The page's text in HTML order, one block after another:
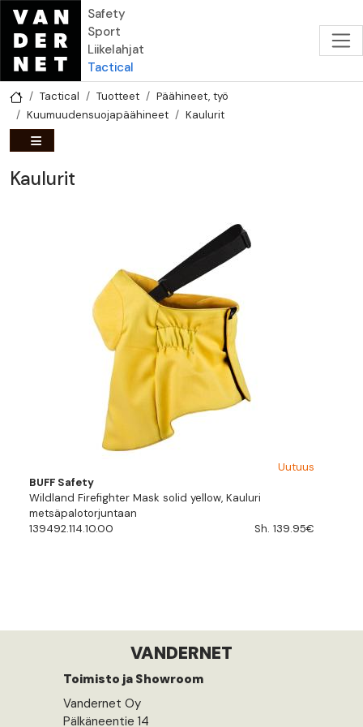
Hyppää pääsisältöön
Safety
Sport
Liikelahjat
Tactical
Tactical Tuotteet
Päähineet, työ
Kuumuudensuojapäähineet
Kaulurit
Kaulurit
Uutuus
BUFF Safety
Wildland Firefighter Mask solid yellow, Kauluri
metsäpalotorjuntaan
139492.114.10.00
Sh. 139.95€
VANDERNET
Toimisto ja Showroom
Vandernet Oy
Pälkäneentie 14